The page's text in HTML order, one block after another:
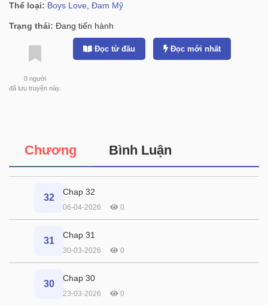
Thể loại: Boys Love Đam Mỹ
Trạng thái: Đang tiến hành
0 người
đã lưu truyện này.
Đọc từ đầu Đọc mới nhất
Chương Bình Luận
32
Chap 32
06-04-2026 0
31
Chap 31
30-03-2026 0
30
Chap 30
23-03-2026 0